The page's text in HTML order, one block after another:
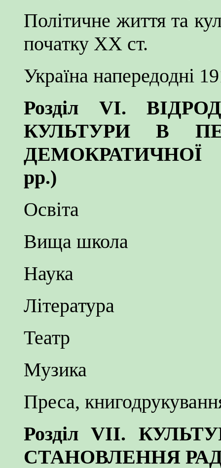
Політичне життя та
початку XX ст.
Україна напередодні
Розділ VI.
КУЛЬТУРИ В
ДЕМОКРАТИЧНОЇ
pp.)
Освіта
Вища школа
Наука
Література
Театр
Музика
Преса,
Розділ VII.
СТАНОВЛЕННЯ